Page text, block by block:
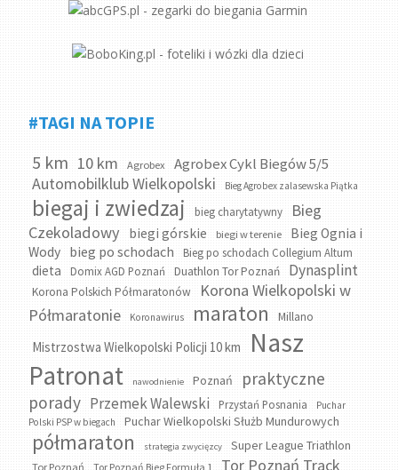
#TAGI NA TOPIE
5 km 10 km Agrobex Agrobex Cykl Biegów 5/5
Automobilklub Wielkopolski Bieg Agrobex zalasewska Piątka
biegaj i zwiedzaj bieg charytatywny
Bieg
Czekoladowy
biegi górskie biegi w terenie
Bieg Ognia i
Wody bieg po schodach Bieg po schodach Collegium Altum
dieta Domix AGD Poznań Duathlon Tor Poznań Dynasplint
Korona Polskich Półmaratonów
Korona Wielkopolski w
Półmaratonie
Koronawirus maraton Millano
Mistrzostwa Wielkopolski Policji 10 km
Nasz
Patronat
nawodnienie Poznań
praktyczne
porady Przemek Walewski Przystań Posnania
Puchar
Polski PSP w biegach
Puchar Wielkopolski Służb Mundurowych
półmaraton strategia zwycięzcy Super League Triathlon
Tor Poznań Tor Poznań Bieg Formuła 1 Tor Poznań Track